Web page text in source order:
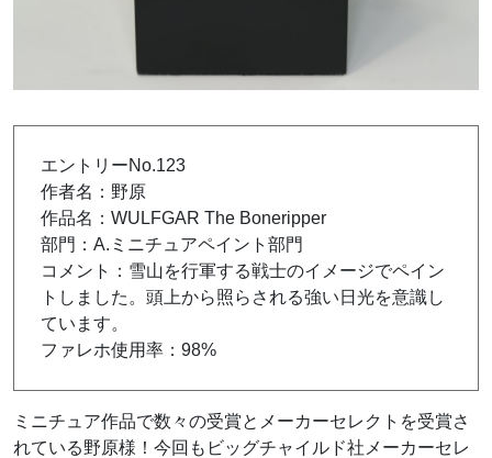
エントリーNo.123
作者名：野原
作品名：WULFGAR The Boneripper
部門：A.ミニチュアペイント部門
コメント：雪山を行軍する戦士のイメージでペイン
トしました。頭上から照らされる強い日光を意識し
ています。
ファレホ使用率：98%
ミニチュア作品で数々の受賞とメーカーセレクトを受賞さ
れている野原様！今回もビッグチャイルド社メーカーセレ